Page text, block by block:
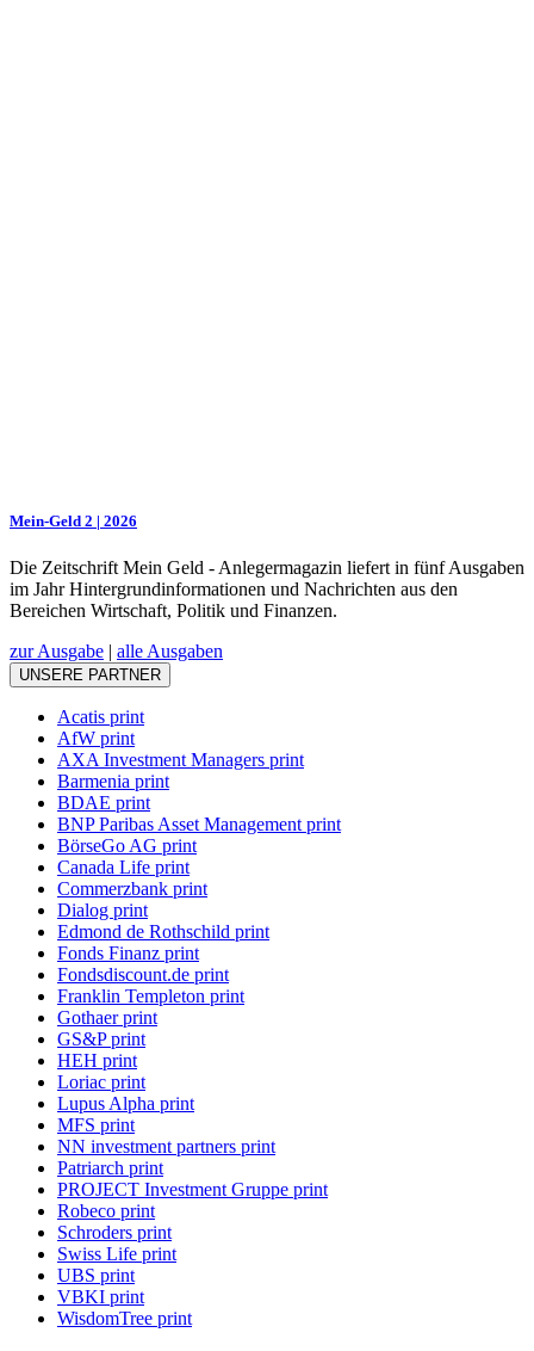
Mein-Geld 2 | 2026
Die Zeitschrift Mein Geld - Anlegermagazin liefert in fünf Ausgaben
im Jahr Hintergrundinformationen und Nachrichten aus den
Bereichen Wirtschaft, Politik und Finanzen.
zur Ausgabe | alle Ausgaben
UNSERE PARTNER
Acatis print
AfW print
AXA Investment Managers print
Barmenia print
BDAE print
BNP Paribas Asset Management print
BörseGo AG print
Canada Life print
Commerzbank print
Dialog print
Edmond de Rothschild print
Fonds Finanz print
Fondsdiscount.de print
Franklin Templeton print
Gothaer print
GS&P print
HEH print
Loriac print
Lupus Alpha print
MFS print
NN investment partners print
Patriarch print
PROJECT Investment Gruppe print
Robeco print
Schroders print
Swiss Life print
UBS print
VBKI print
WisdomTree print